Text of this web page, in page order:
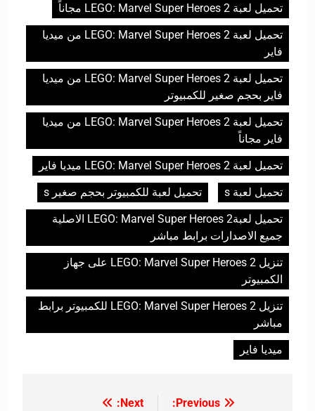
تحميل لعبة LEGO: Marvel Super Heroes 2 مجاناً
تحميل لعبة LEGO: Marvel Super Heroes 2 من ميديا
فاير
تحميل لعبة LEGO: Marvel Super Heroes 2 من ميديا
فاير بحجم صغير للكمبيوتر
تحميل لعبة LEGO: Marvel Super Heroes 2 من ميديا
فاير مجاناً
تحميل لعبة LEGO: Marvel Super Heroes 2 ميديا فاير
تحميل لعبة s
تحميل لعبة للكمبيوتر بحجم صغير s
تحميل لعبةLEGO: Marvel Super Heroes 2 الاصلية
جميع الاصدارات برابط مباشر
تنزيل LEGO: Marvel Super Heroes 2 على جهاز
الكمبيوتر
تنزيل LEGO: Marvel Super Heroes 2 للكمبيوتر برابط
مباشر
ميديا فاير
Previous:
Next: